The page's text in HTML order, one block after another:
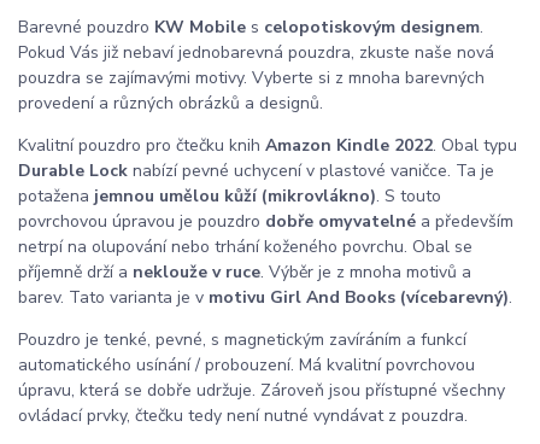
Barevné pouzdro KW Mobile s celopotiskovým designem.
Pokud Vás již nebaví jednobarevná pouzdra, zkuste naše nová
pouzdra se zajímavými motivy. Vyberte si z mnoha barevných
provedení a různých obrázků a designů.
Kvalitní pouzdro pro čtečku knih Amazon Kindle 2022. Obal typu
Durable Lock nabízí pevné uchycení v plastové vaničce. Ta je
potažena jemnou umělou kůží (mikrovlákno). S touto
povrchovou úpravou je pouzdro dobře omyvatelné a především
netrpí na olupování nebo trhání koženého povrchu. Obal se
příjemně drží a neklouže v ruce. Výběr je z mnoha motivů a
barev. Tato varianta je v motivu Girl And Books (vícebarevný).
Pouzdro je tenké, pevné, s magnetickým zavíráním a funkcí
automatického usínání / probouzení. Má kvalitní povrchovou
úpravu, která se dobře udržuje. Zároveň jsou přístupné všechny
ovládací prvky, čtečku tedy není nutné vyndávat z pouzdra.